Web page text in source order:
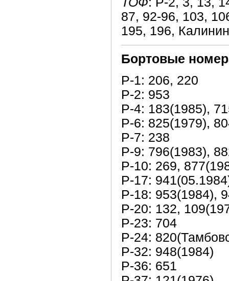
87, 92-96, 103,
195, 196,
Бортовые
Р-1: 206, 220
Р-2: 953
Р-4: 183(1985),
Р-6: 825(1979),
Р-7: 238
Р-9: 796(1983),
Р-10: 269,
Р-17:
Р-18: 953(1984),
Р-20: 132,
Р-23: 704
Р-24:
Р-32: 948(1984)
Р-36: 651